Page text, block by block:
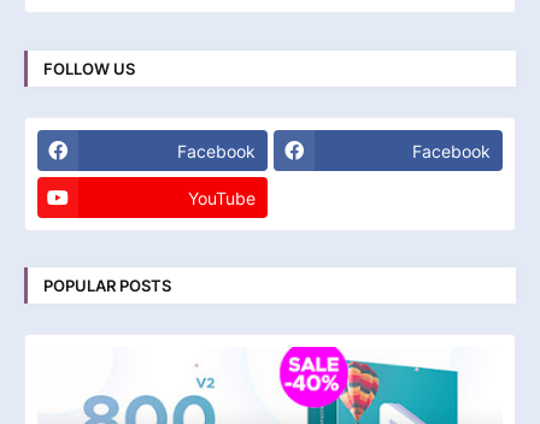
FOLLOW US
Facebook Facebook
YouTube
POPULAR POSTS